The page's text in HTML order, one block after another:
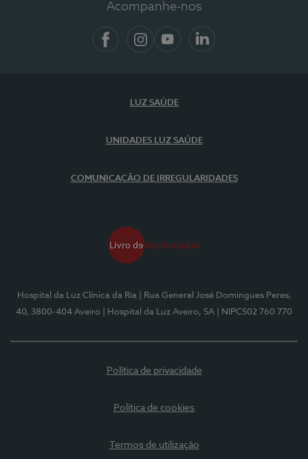
Acompanhe-nos
LUZ SAÚDE
UNIDADES LUZ SAÚDE
COMUNICAÇÃO DE IRREGULARIDADES
Hospital da Luz Clínica da Ria
| Rua General José Domingues Peres,
40, 3800-404 Aveiro
| Hospital da Luz Aveiro, SA | NIPC502 760 770
Política de privacidade
Política de cookies
Termos de utilização